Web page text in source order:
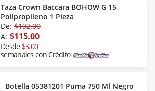
Taza Crown Baccara BOHOW G 15
Polipropileno 1 Pieza
De: $192.00
A: $115.00
Desde $3.00
semanales con Crédito
Botella 05381201 Puma 750 Ml Negro